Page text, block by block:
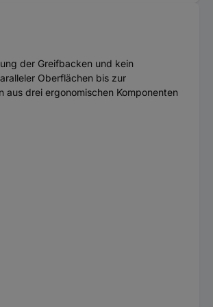
der Greifbacken und kein
Oberflächen bis zur
drei ergonomischen Komponenten